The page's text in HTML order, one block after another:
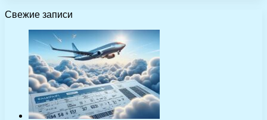
Свежие записи